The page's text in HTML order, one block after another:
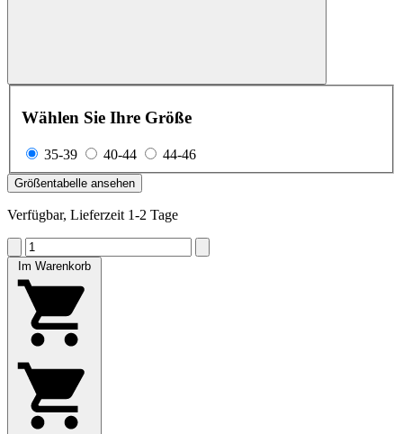
Wählen Sie Ihre Größe
35-39 40-44 44-46
Größentabelle ansehen
Verfügbar, Lieferzeit 1-2 Tage
Im Warenkorb